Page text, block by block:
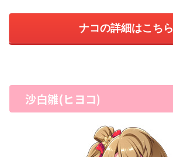
ナコの詳細はこちら
沙白雛(ヒヨコ)